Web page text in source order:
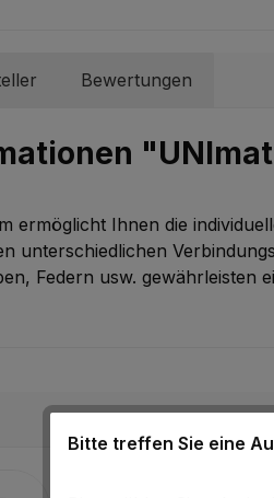
Bewertungen
ermöglicht Ihnen die
unterschiedlichen
Federn usw. gewährleisten
Bitte treffen Sie eine